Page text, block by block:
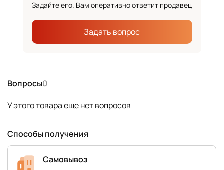
Вопросы0
У этого товара еще нет вопросов
Способы получения
Самовывоз
Задайте его. Вам оперативно ответит продавец
Задать вопрос